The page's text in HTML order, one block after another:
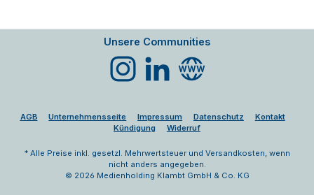
Unsere Communities
Instagram LinkedIn Website
AGB Unternehmensseite Impressum Datenschutz
Kontakt
Kündigung
Widerruf
* Alle Preise inkl. gesetzl. Mehrwertsteuer und Versandkosten, wenn
nicht anders angegeben.
© 2026 Medienholding Klambt GmbH & Co. KG